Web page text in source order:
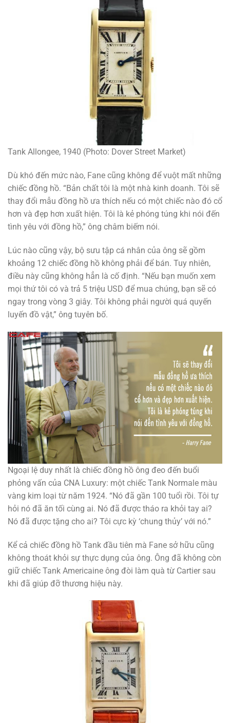
Tank Allongee, 1940 (Photo: Dover Street Market)
Dù khó đến mức nào, Fane cũng không để vuột mất những
chiếc đồng hồ. “Bản chất tôi là một nhà kinh doanh. Tôi sẽ
thay đổi mẫu đồng hồ ưa thích nếu có một chiếc nào đó cổ
hơn và đẹp hơn xuất hiện. Tôi là kẻ phóng túng khi nói đến
tình yêu với đồng hồ,” ông châm biếm nói.
Lúc nào cũng vậy, bộ sưu tập cá nhân của ông sẽ gồm
khoảng 12 chiếc đồng hồ không phải để bán. Tuy nhiên,
điều này cũng không hẳn là cố định. “Nếu bạn muốn xem
mọi thứ tôi có và trả 5 triệu USD để mua chúng, bạn sẽ có
ngay trong vòng 3 giây. Tôi không phải người quá quyến
luyến đồ vật,” ông tuyên bố.
Ngoại lệ duy nhất là chiếc đồng hồ ông đeo đến buổi
phỏng vấn của CNA Luxury: một chiếc Tank Normale màu
vàng kim loại từ năm 1924. “Nó đã gần 100 tuổi rồi. Tôi tự
hỏi nó đã ăn tối cùng ai. Nó đã được tháo ra khỏi tay ai?
Nó đã được tặng cho ai? Tôi cực kỳ ‘chung thủy’ với nó.”
Kể cả chiếc đồng hồ Tank đầu tiên mà Fane sở hữu cũng
không thoát khỏi sự thực dụng của ông. Ông đã không còn
giữ chiếc Tank Americaine ông đòi làm quà từ Cartier sau
khi đã giúp đỡ thương hiệu này.